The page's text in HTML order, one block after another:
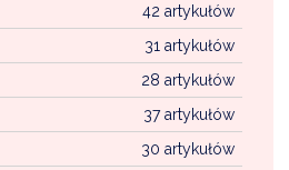
42 artykułów
31 artykułów
28 artykułów
37 artykułów
30 artykułów